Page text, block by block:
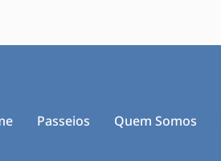
Passeios Quem Somos